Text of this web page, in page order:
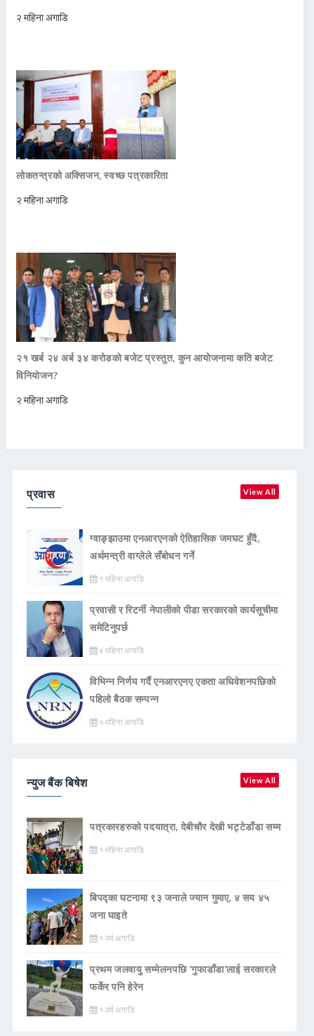
२ महिना अगाडि
लोकतन्त्रको अक्सिजन, स्वच्छ पत्रकारिता
२ महिना अगाडि
२१ खर्ब २४ अर्ब ३४ करोडको बजेट प्रस्तुत, कुन आयोजनामा कति बजेट
विनियोजन?
२ महिना अगाडि
प्रवास View All
ग्वाङ्झाउमा एनआरएनको ऐतिहासिक जमघट हुँदै,
अर्थमन्त्री वाग्लेले सँबोधन गर्ने
१ महिना अगाडि
प्रवासी र रिटर्नी नेपालीको पीडा सरकारको कार्यसूचीमा
समेटिनुपर्छ
४ महिना अगाडि
विभिन्न निर्णय गर्दै एनआरएनए एकता अधिवेशनपछिको
पहिलो बैठक सम्पन्न
५ महिना अगाडि
न्युज बैंक बिषेश View All
पत्रकारहरुको पदयात्रा, देबीचौर देखी भट्टेडाँडा सम्म
१ महिना अगाडि
बिपद्का घटनामा ९३ जनाले ज्यान गुमाए, ४ सय ४५
जना घाइते
१ वर्ष अगाडि
प्रथम जलवायु सम्मेलनपछि ‘गुफाडाँडा’लाई सरकारले
फर्केर पनि हेरेन
१ वर्ष अगाडि